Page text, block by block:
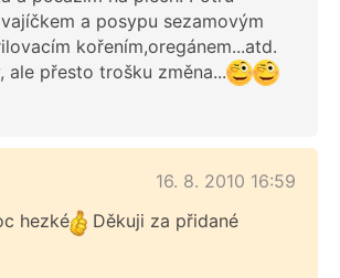
a posypu sezamovým
kořením,oregánem...atd.
ale přesto trošku změna...
16. 8. 2010 16:59
hezké
Děkuji za přidané